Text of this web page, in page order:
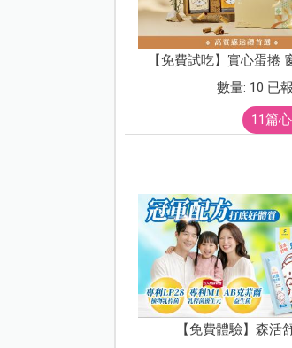
【免費試吃】實心蛋捲
數量: 10 已
11篇
【免費體驗】森活